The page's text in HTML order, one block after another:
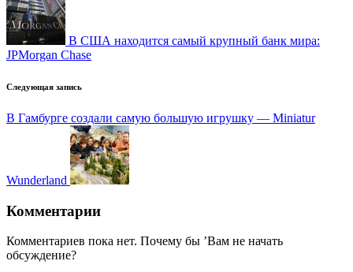
В США находится самый крупный банк мира:
JPMorgan Chase
Следующая запись
В Гамбурге создали самую большую игрушку — Miniatur
Wunderland
Комментарии
Комментариев пока нет. Почему бы ’Вам не начать
обсуждение?